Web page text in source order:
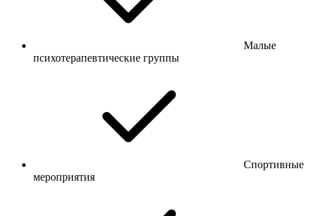
Малые
психотерапевтические группы
Спортивные
мероприятия